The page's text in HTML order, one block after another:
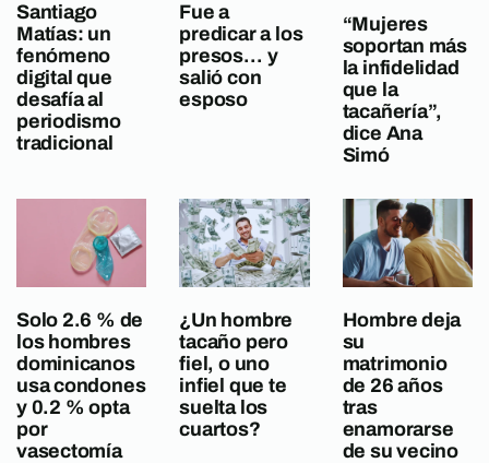
Santiago
Matías: un
fenómeno
digital que
desafía al
periodismo
tradicional
Fue a
predicar a los
presos… y
salió con
esposo
“Mujeres
soportan más
la infidelidad
que la
tacañería”,
dice Ana
Simó
Solo 2.6 % de
los hombres
dominicanos
usa condones
y 0.2 % opta
por
vasectomía
¿Un hombre
tacaño pero
fiel, o uno
infiel que te
suelta los
cuartos?
Hombre deja
su
matrimonio
de 26 años
tras
enamorarse
de su vecino